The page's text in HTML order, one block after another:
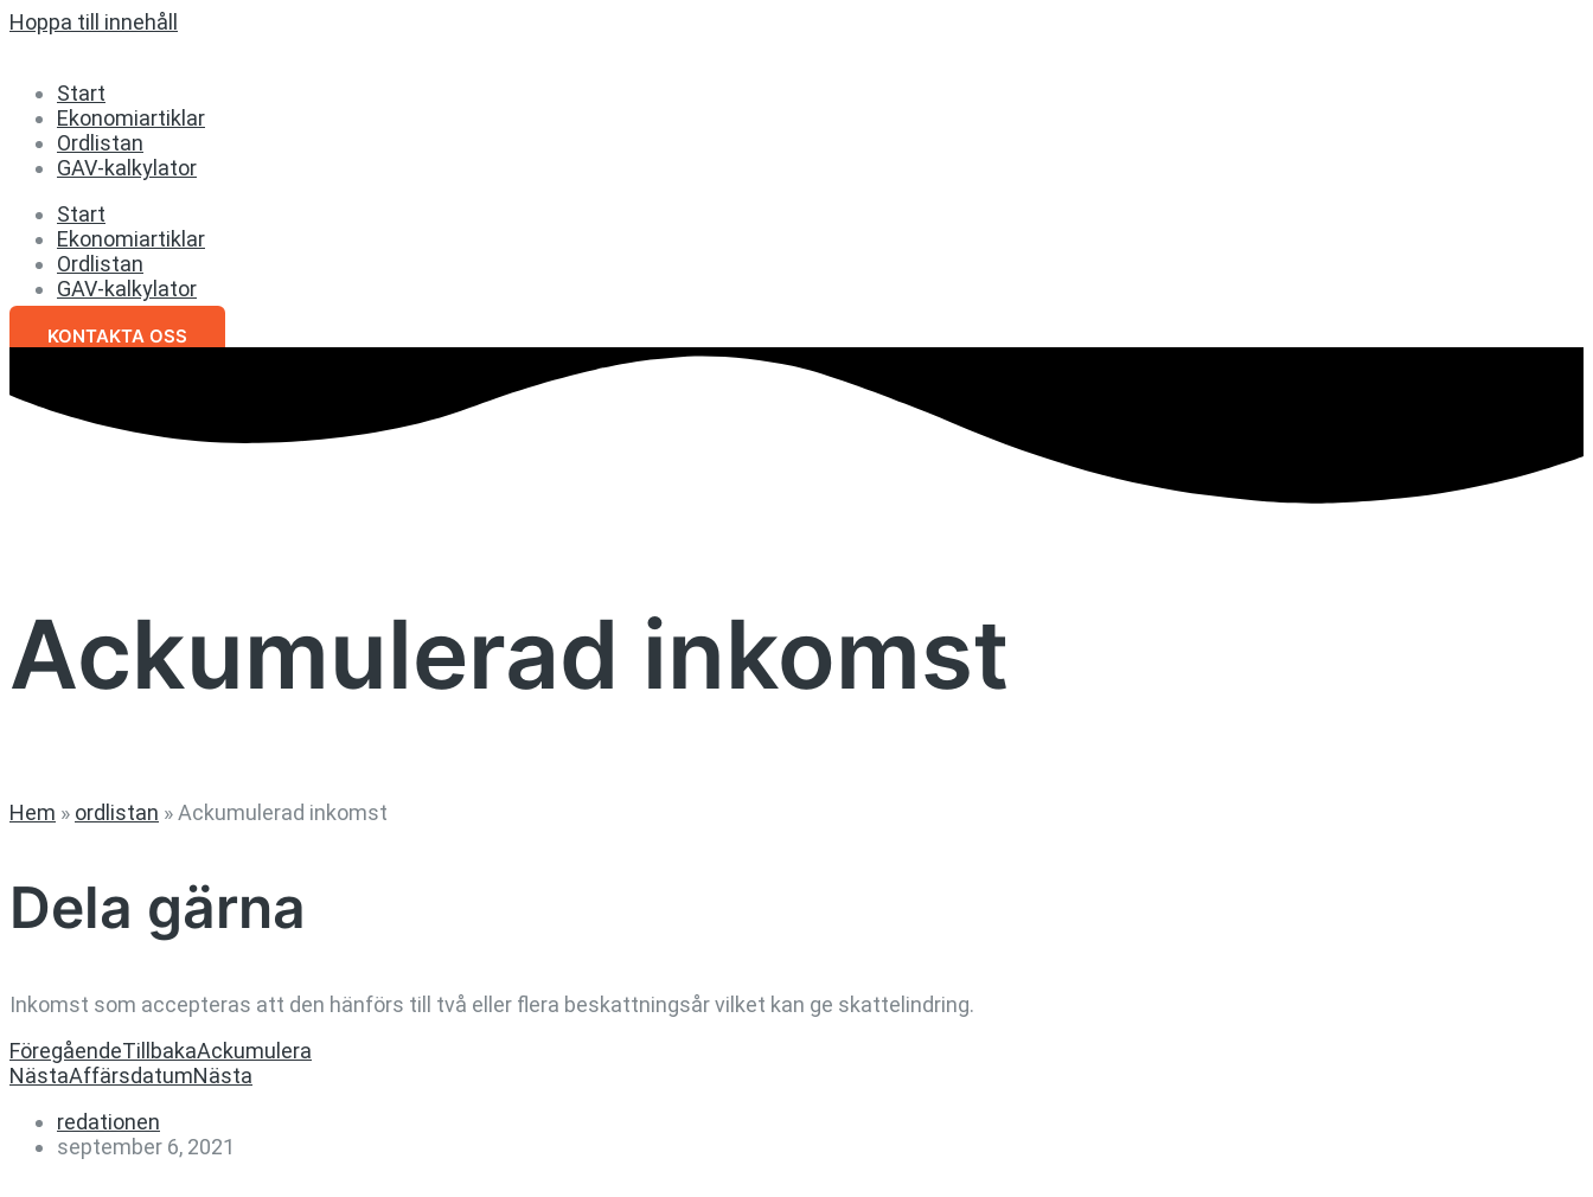
Hoppa till innehåll
Start
Ekonomiartiklar
Ordlistan
GAV-kalkylator
Start
Ekonomiartiklar
Ordlistan
GAV-kalkylator
KONTAKTA OSS
Ackumulerad inkomst
Hem » ordlistan »Ackumulerad inkomst
Dela gärna
Inkomst som accepteras att den hänförs till två eller flera beskattningsår vilket kan ge skattelindring.
FöregåendeTillbakaAckumulera
NästaAffärsdatumNästa
redationen
september 6, 2021